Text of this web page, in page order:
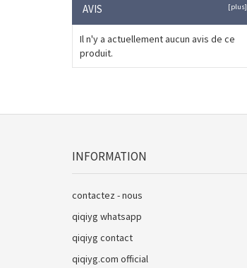
AVIS [plus]
Il n'y a actuellement aucun avis de ce
produit.
INFORMATION
contactez - nous
qiqiyg whatsapp
qiqiyg contact
qiqiyg.com official